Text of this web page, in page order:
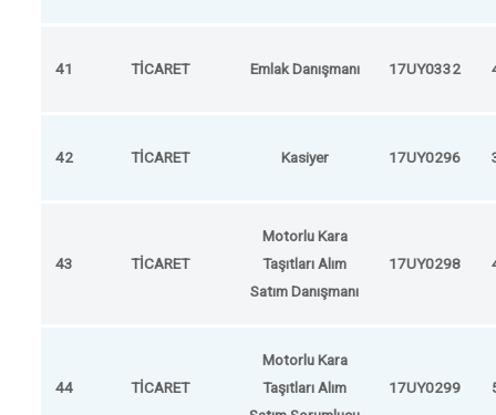
41 TİCARET Emlak Danışmanı 17UY0332
42 TİCARET Kasiyer 17UY0296
43 TİCARET
Motorlu Kara
Taşıtları Alım
Satım Danışmanı
17UY0298
44 TİCARET
Motorlu Kara
Taşıtları Alım
17UY0299